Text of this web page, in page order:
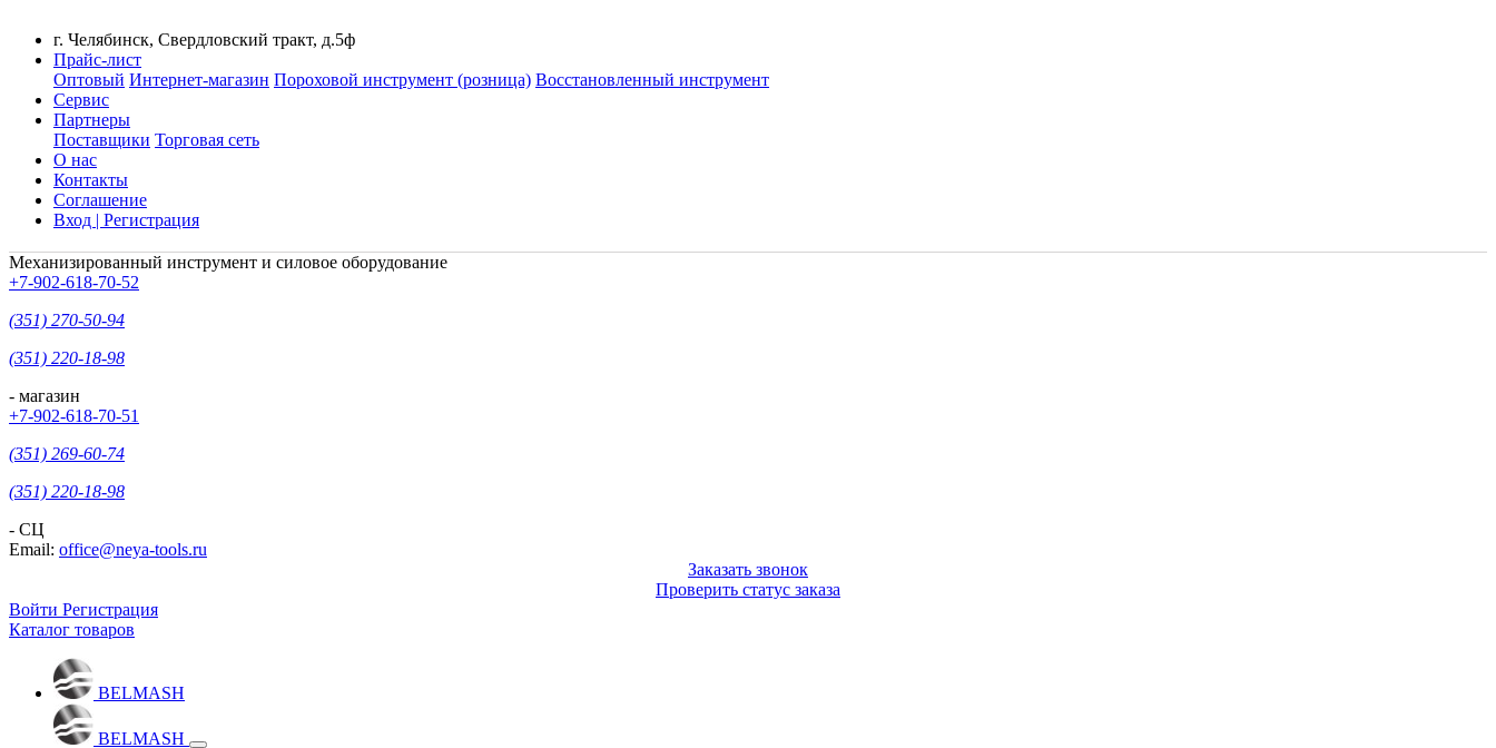
г. Челябинск, Свердловский тракт, д.5ф
Прайс-лист
Оптовый Интернет-магазин Пороховой инструмент (розница) Восстановленный инструмент
Сервис
Партнеры
Поставщики Торговая сеть
О нас
Контакты
Соглашение
Вход | Регистрация
Механизированный инструмент и силовое оборудование
+7-902-618-70-52
(351) 270-50-94
(351) 220-18-98
- магазин
+7-902-618-70-51
(351) 269-60-74
(351) 220-18-98
- СЦ
Email: office@neya-tools.ru
Заказать звонок
Проверить статус заказа
Войти Регистрация
Каталог товаров
BELMASH
BELMASH